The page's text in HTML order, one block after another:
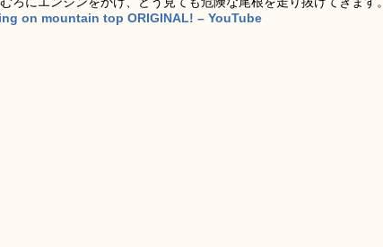
on mountain top ORIGINAL! – YouTube